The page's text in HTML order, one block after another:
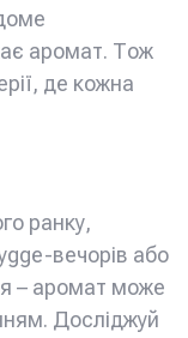
аромат. Тож
де кожна
ранку,
вечорів або
– аромат може
Досліджуй